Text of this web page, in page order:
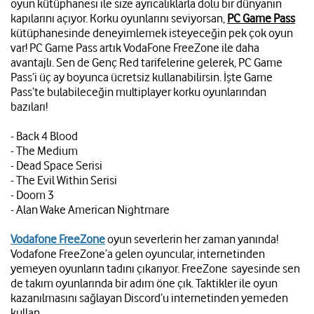
oyun kütüphanesi ile size ayrıcalıklarla dolu bir dünyanın
kapılarını açıyor. Korku oyunlarını seviyorsan, PC Game Pass
kütüphanesinde deneyimlemek isteyeceğin pek çok oyun
var! PC Game Pass artık VodaFone FreeZone ile daha
avantajlı. Sen de Genç Red tarifelerine gelerek, PC Game
Pass’i üç ay boyunca ücretsiz kullanabilirsin. İşte Game
Pass’te bulabileceğin multiplayer korku oyunlarından
bazıları!
- Back 4 Blood
- The Medium
- Dead Space Serisi
- The Evil Within Serisi
- Doom 3
- Alan Wake American Nightmare
Vodafone FreeZoneoyun severlerin her zaman yanında!
Vodafone FreeZone’a gelen oyuncular, internetinden
yemeyen oyunların tadını çıkarıyor. FreeZone sayesinde sen
de takım oyunlarında bir adım öne çık. Taktikler ile oyun
kazanılmasını sağlayan Discord’u internetinden yemeden